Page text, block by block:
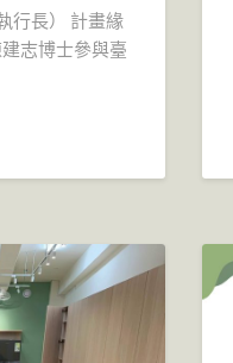
行長） 計畫緣
志博士參與臺